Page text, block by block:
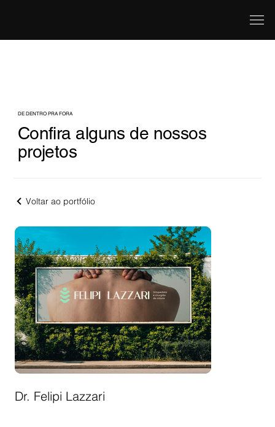
DE DENTRO PRA FORA
Confira alguns de nossos
projetos
Voltar ao portfólio
Dr. Felipi Lazzari